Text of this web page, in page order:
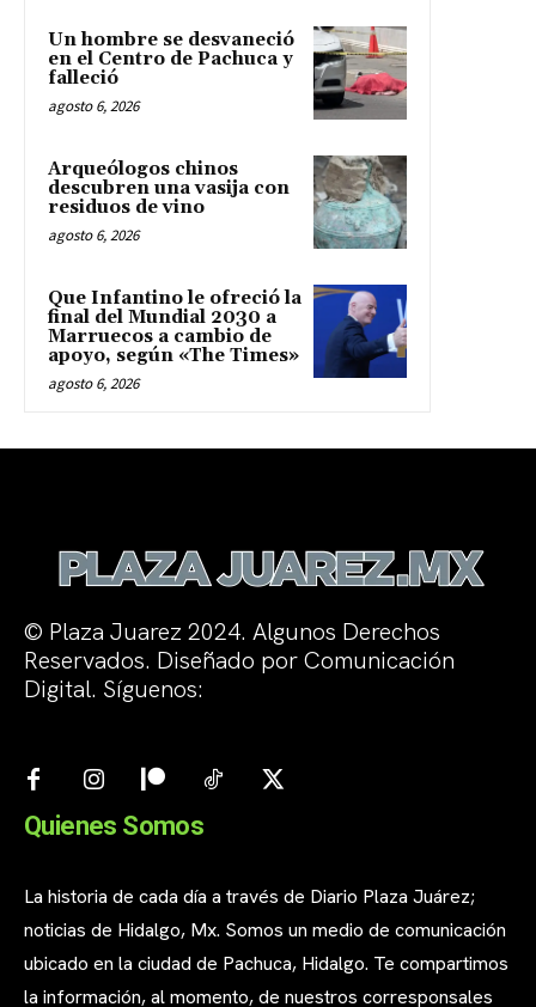
Un hombre se desvaneció
en el Centro de Pachuca y
falleció
agosto 6, 2026
Arqueólogos chinos
descubren una vasija con
residuos de vino
agosto 6, 2026
Que Infantino le ofreció la
final del Mundial 2030 a
Marruecos a cambio de
apoyo, según «The Times»
agosto 6, 2026
© Plaza Juarez 2024. Algunos Derechos
Reservados. Diseñado por Comunicación
Digital. Síguenos:
Quienes Somos
La historia de cada día a través de Diario Plaza Juárez;
noticias de Hidalgo, Mx. Somos un medio de comunicación
ubicado en la ciudad de Pachuca, Hidalgo. Te compartimos
la información, al momento, de nuestros corresponsales